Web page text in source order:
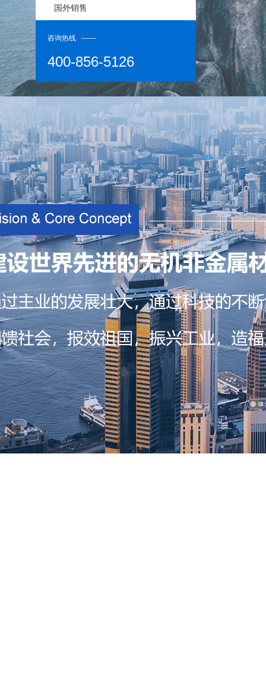
国外销售
咨询热线 ——
400-856-5126
400-856-5126
网站首页
中晶能纳米材料科技(天津)
Copyright © 2021- 2026中